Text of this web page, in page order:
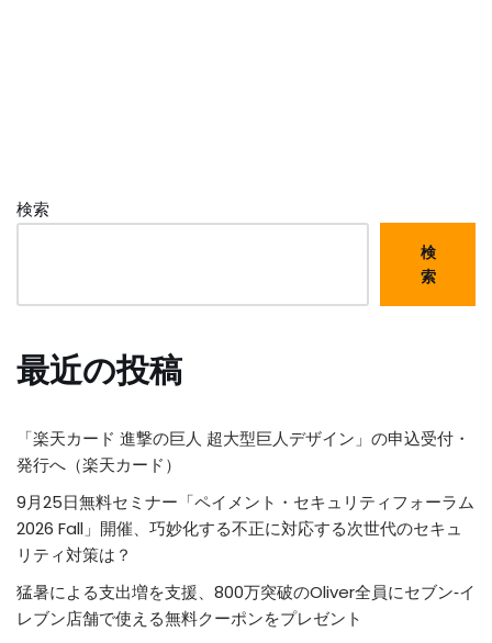
検索
検
索
最近の投稿
「楽天カード 進撃の巨人 超大型巨人デザイン」の申込受付・
発行へ（楽天カード）
9月25日無料セミナー「ペイメント・セキュリティフォーラム
2026 Fall」開催、巧妙化する不正に対応する次世代のセキュ
リティ対策は？
猛暑による支出増を支援、800万突破のOliver全員にセブン‐イ
レブン店舗で使える無料クーポンをプレゼント